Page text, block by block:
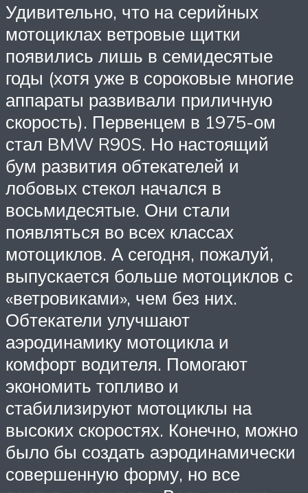
Удивительно, что на серийных
мотоциклах ветровые щитки
появились лишь в семидесятые
годы (хотя уже в сороковые многие
аппараты развивали приличную
скорость). Первенцем в 1975-ом
стал BMW R90S. Но настоящий
бум развития обтекателей и
лобовых стекол начался в
восьмидесятые. Они стали
появляться во всех классах
мотоциклов. А сегодня, пожалуй,
выпускается больше мотоциклов с
«ветровиками», чем без них.
Обтекатели улучшают
аэродинамику мотоцикла и
комфорт водителя. Помогают
экономить топливо и
стабилизируют мотоциклы на
высоких скоростях. Конечно, можно
было бы создать аэродинамически
совершенную форму, но все